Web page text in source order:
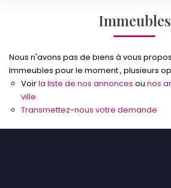
Off Market
ESTIMER
FAIRE GÉRER
Budget max
Immeubles
Nous n'avons pas de biens à vous
Immeubles pour le moment , plusieurs
Voirla liste de nos annonces ou nos
ville.
Transmettez-nous votre demande